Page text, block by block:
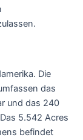
Die
das
und das 240
5.542 Acres
befindet